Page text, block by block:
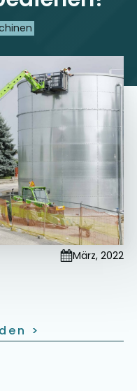
März, 2022
>